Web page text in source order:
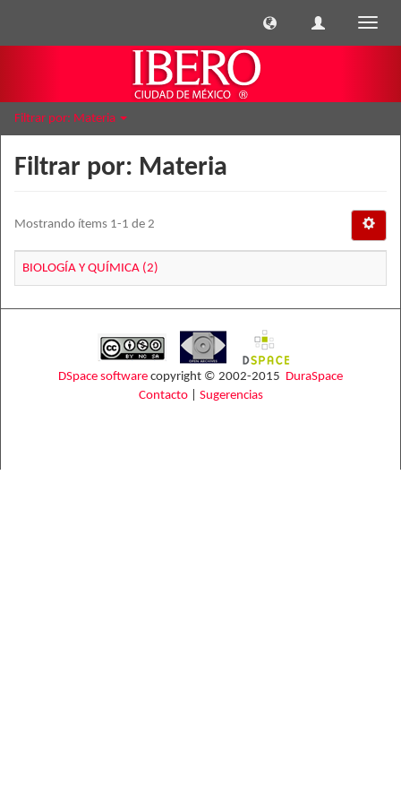
Filtrar por: Materia
Filtrar por: Materia
Mostrando ítems 1-1 de 2
BIOLOGÍA Y QUÍMICA (2)
DSpace software copyright © 2002-2015 DuraSpace
Contacto| Sugerencias